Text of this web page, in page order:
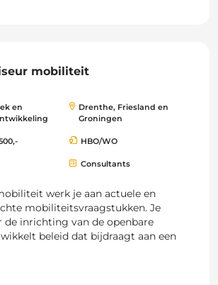
mobiliteit
en
Drenthe, Friesland en
Groningen
HBO/WO
Consultants
werk je aan actuele en
mobiliteitsvraagstukken. Je
de inrichting van de openbare
beleid dat bijdraagt aan een